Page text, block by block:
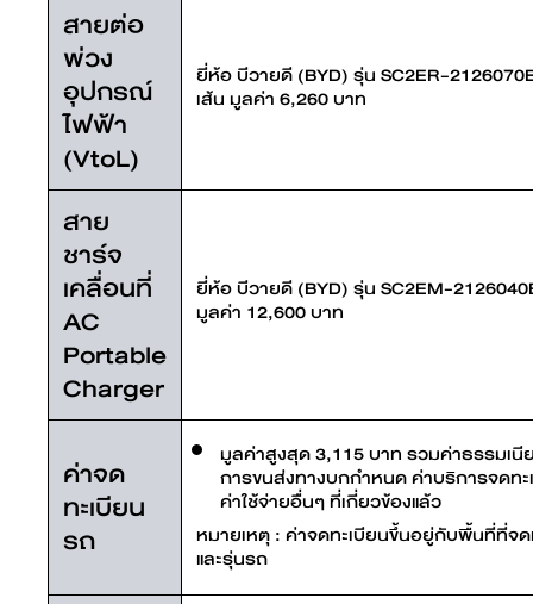
สายต่อ
พ่วง
อุปกรณ์
ไฟฟ้า
(VtoL)
ยี่ห้อ บีวายดี (BYD) รุ่น SC2ER-
เส้น มูลค่า 6,260 บาท
สาย
ชาร์จ
เคลื่อนที่
AC
Portable
Charger
ยี่ห้อ บีวายดี (BYD) รุ่น SC2EM-
มูลค่า 12,600 บาท
ค่าจด
ทะเบียน
รถ
มูลค่าสูงสุด 3,115 บาท รวมค่าธรรมเ
การขนส่งทางบกกำหนด ค่าบริการจดทะ
ค่าใช้จ่ายอื่นๆ ที่เกี่ยวข้องแล้ว
หมายเหตุ : ค่าจดทะเบียนขึ้นอยู่กับพื้นที่ที่จด
และรุ่นรถ